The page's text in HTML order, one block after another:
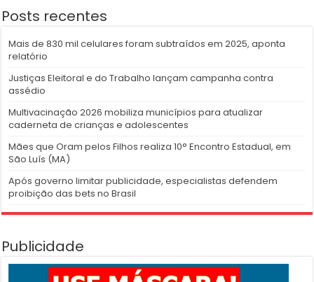
Posts recentes
Mais de 830 mil celulares foram subtraídos em 2025, aponta
relatório
Justiças Eleitoral e do Trabalho lançam campanha contra
assédio
Multivacinação 2026 mobiliza municípios para atualizar
caderneta de crianças e adolescentes
Mães que Oram pelos Filhos realiza 10° Encontro Estadual, em
São Luís (MA)
Após governo limitar publicidade, especialistas defendem
proibição das bets no Brasil
Publicidade